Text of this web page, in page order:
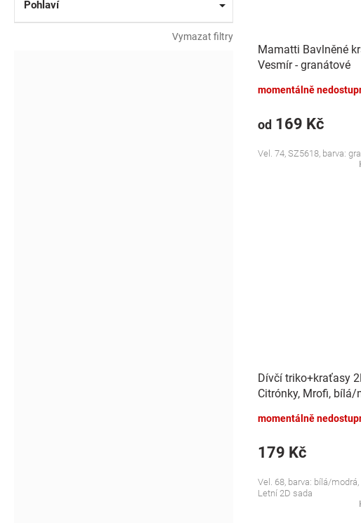
Pohlaví
Vymazat filtry
Mamatti Bavlněné
Vesmír - granátové
momentálně
od 169 Kč
Vel. 74, SZ5618, barva:
Dívčí triko+kraťasy
Citrónky, Mrofi, bílá/
momentálně
179 Kč
Vel. 68, barva: bílá/modrá,
Letní 2D sada